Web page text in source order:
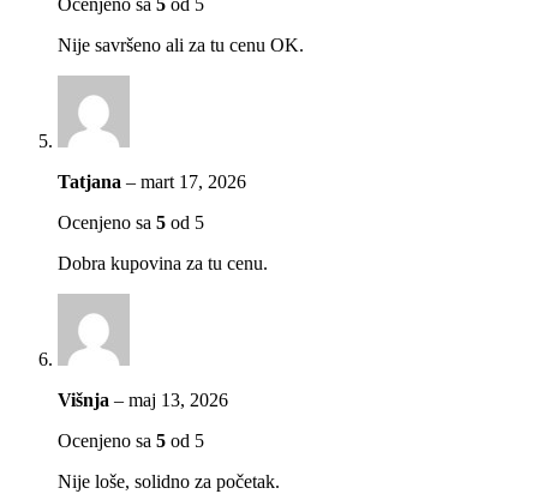
Ocenjeno sa 5 od 5
Nije savršeno ali za tu cenu OK.
Tatjana – mart 17, 2026
Ocenjeno sa 5 od 5
Dobra kupovina za tu cenu.
Višnja – maj 13, 2026
Ocenjeno sa 5 od 5
Nije loše, solidno za početak.